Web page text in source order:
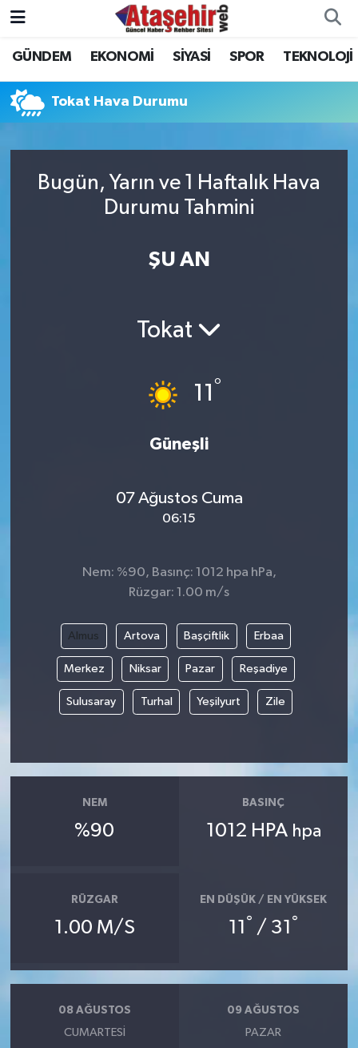
GÜNDEM EKONOMİ SİYASİ SPOR TEKNOLOJİ
Tokat Hava Durumu
Bugün, Yarın ve 1 Haftalık Hava
Durumu Tahmini
ŞU AN
Tokat
11°
Güneşli
07 Ağustos Cuma
06:15
Nem: %90, Basınç: 1012 hpa hPa,
Rüzgar: 1.00 m/s
Almus Artova Başçiftlik Erbaa
Merkez Niksar Pazar Reşadiye
Sulusaray Turhal Yeşilyurt Zile
NEM
%90
BASINÇ
1012 HPA hpa
RÜZGAR
1.00 M/S
EN DÜŞÜK / EN YÜKSEK
11 ° / 31 °
08 AĞUSTOS
CUMARTESI
09 AĞUSTOS
PAZAR
Hava Durumu
Trafik Durumu
Tüm Manşetler